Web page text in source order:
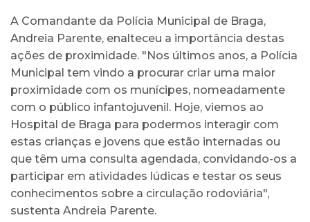
A Comandante da Polícia Municipal de Braga,
Andreia Parente, enalteceu a importância destas
ações de proximidade. "Nos últimos anos, a Polícia
Municipal tem vindo a procurar criar uma maior
proximidade com os munícipes, nomeadamente
com o público infantojuvenil. Hoje, viemos ao
Hospital de Braga para podermos interagir com
estas crianças e jovens que estão internadas ou
que têm uma consulta agendada, convidando-os a
participar em atividades lúdicas e testar os seus
conhecimentos sobre a circulação rodoviária",
sustenta Andreia Parente.